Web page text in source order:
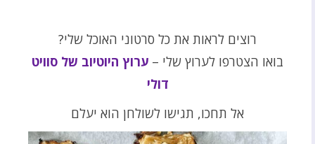
רוצים לראות את כל סרטוני האוכל שלי?
בואו הצטרפו לערוץ שלי – ערוץ היוטיוב של סוויט
דולי
אל תחכו, תגישו לשולחן הוא יעלם